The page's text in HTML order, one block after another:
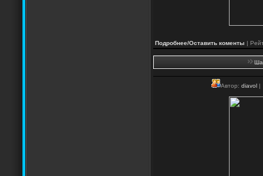
Подробнее/Оставить коменты |
Автор: diavol |